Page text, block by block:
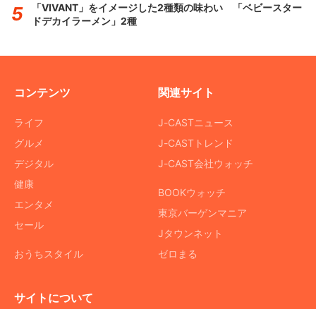
「VIVANT」をイメージした2種類の味わい 「ベビースター
ドデカイラーメン」2種
コンテンツ
ライフ
グルメ
デジタル
健康
エンタメ
セール
おうちスタイル
関連サイト
J-CASTニュース
J-CASTトレンド
J-CAST会社ウォッチ
BOOKウォッチ
東京バーゲンマニア
Jタウンネット
ゼロまる
サイトについて